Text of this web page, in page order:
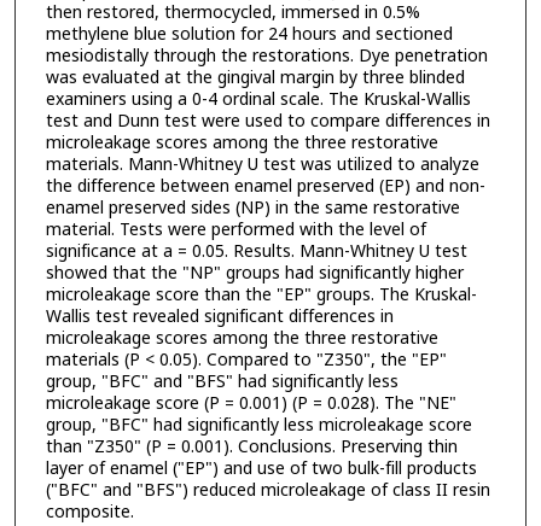
then restored, thermocycled, immersed in 0.5%
methylene blue solution for 24 hours and sectioned
mesiodistally through the restorations. Dye penetration
was evaluated at the gingival margin by three blinded
examiners using a 0-4 ordinal scale. The Kruskal-Wallis
test and Dunn test were used to compare differences in
microleakage scores among the three restorative
materials. Mann-Whitney U test was utilized to analyze
the difference between enamel preserved (EP) and non-
enamel preserved sides (NP) in the same restorative
material. Tests were performed with the level of
significance at a = 0.05. Results. Mann-Whitney U test
showed that the "NP" groups had significantly higher
microleakage score than the "EP" groups. The Kruskal-
Wallis test revealed significant differences in
microleakage scores among the three restorative
materials (P < 0.05). Compared to "Z350", the "EP"
group, "BFC" and "BFS" had significantly less
microleakage score (P = 0.001) (P = 0.028). The "NE"
group, "BFC" had significantly less microleakage score
than "Z350" (P = 0.001). Conclusions. Preserving thin
layer of enamel ("EP") and use of two bulk-fill products
("BFC" and "BFS") reduced microleakage of class II resin
composite.